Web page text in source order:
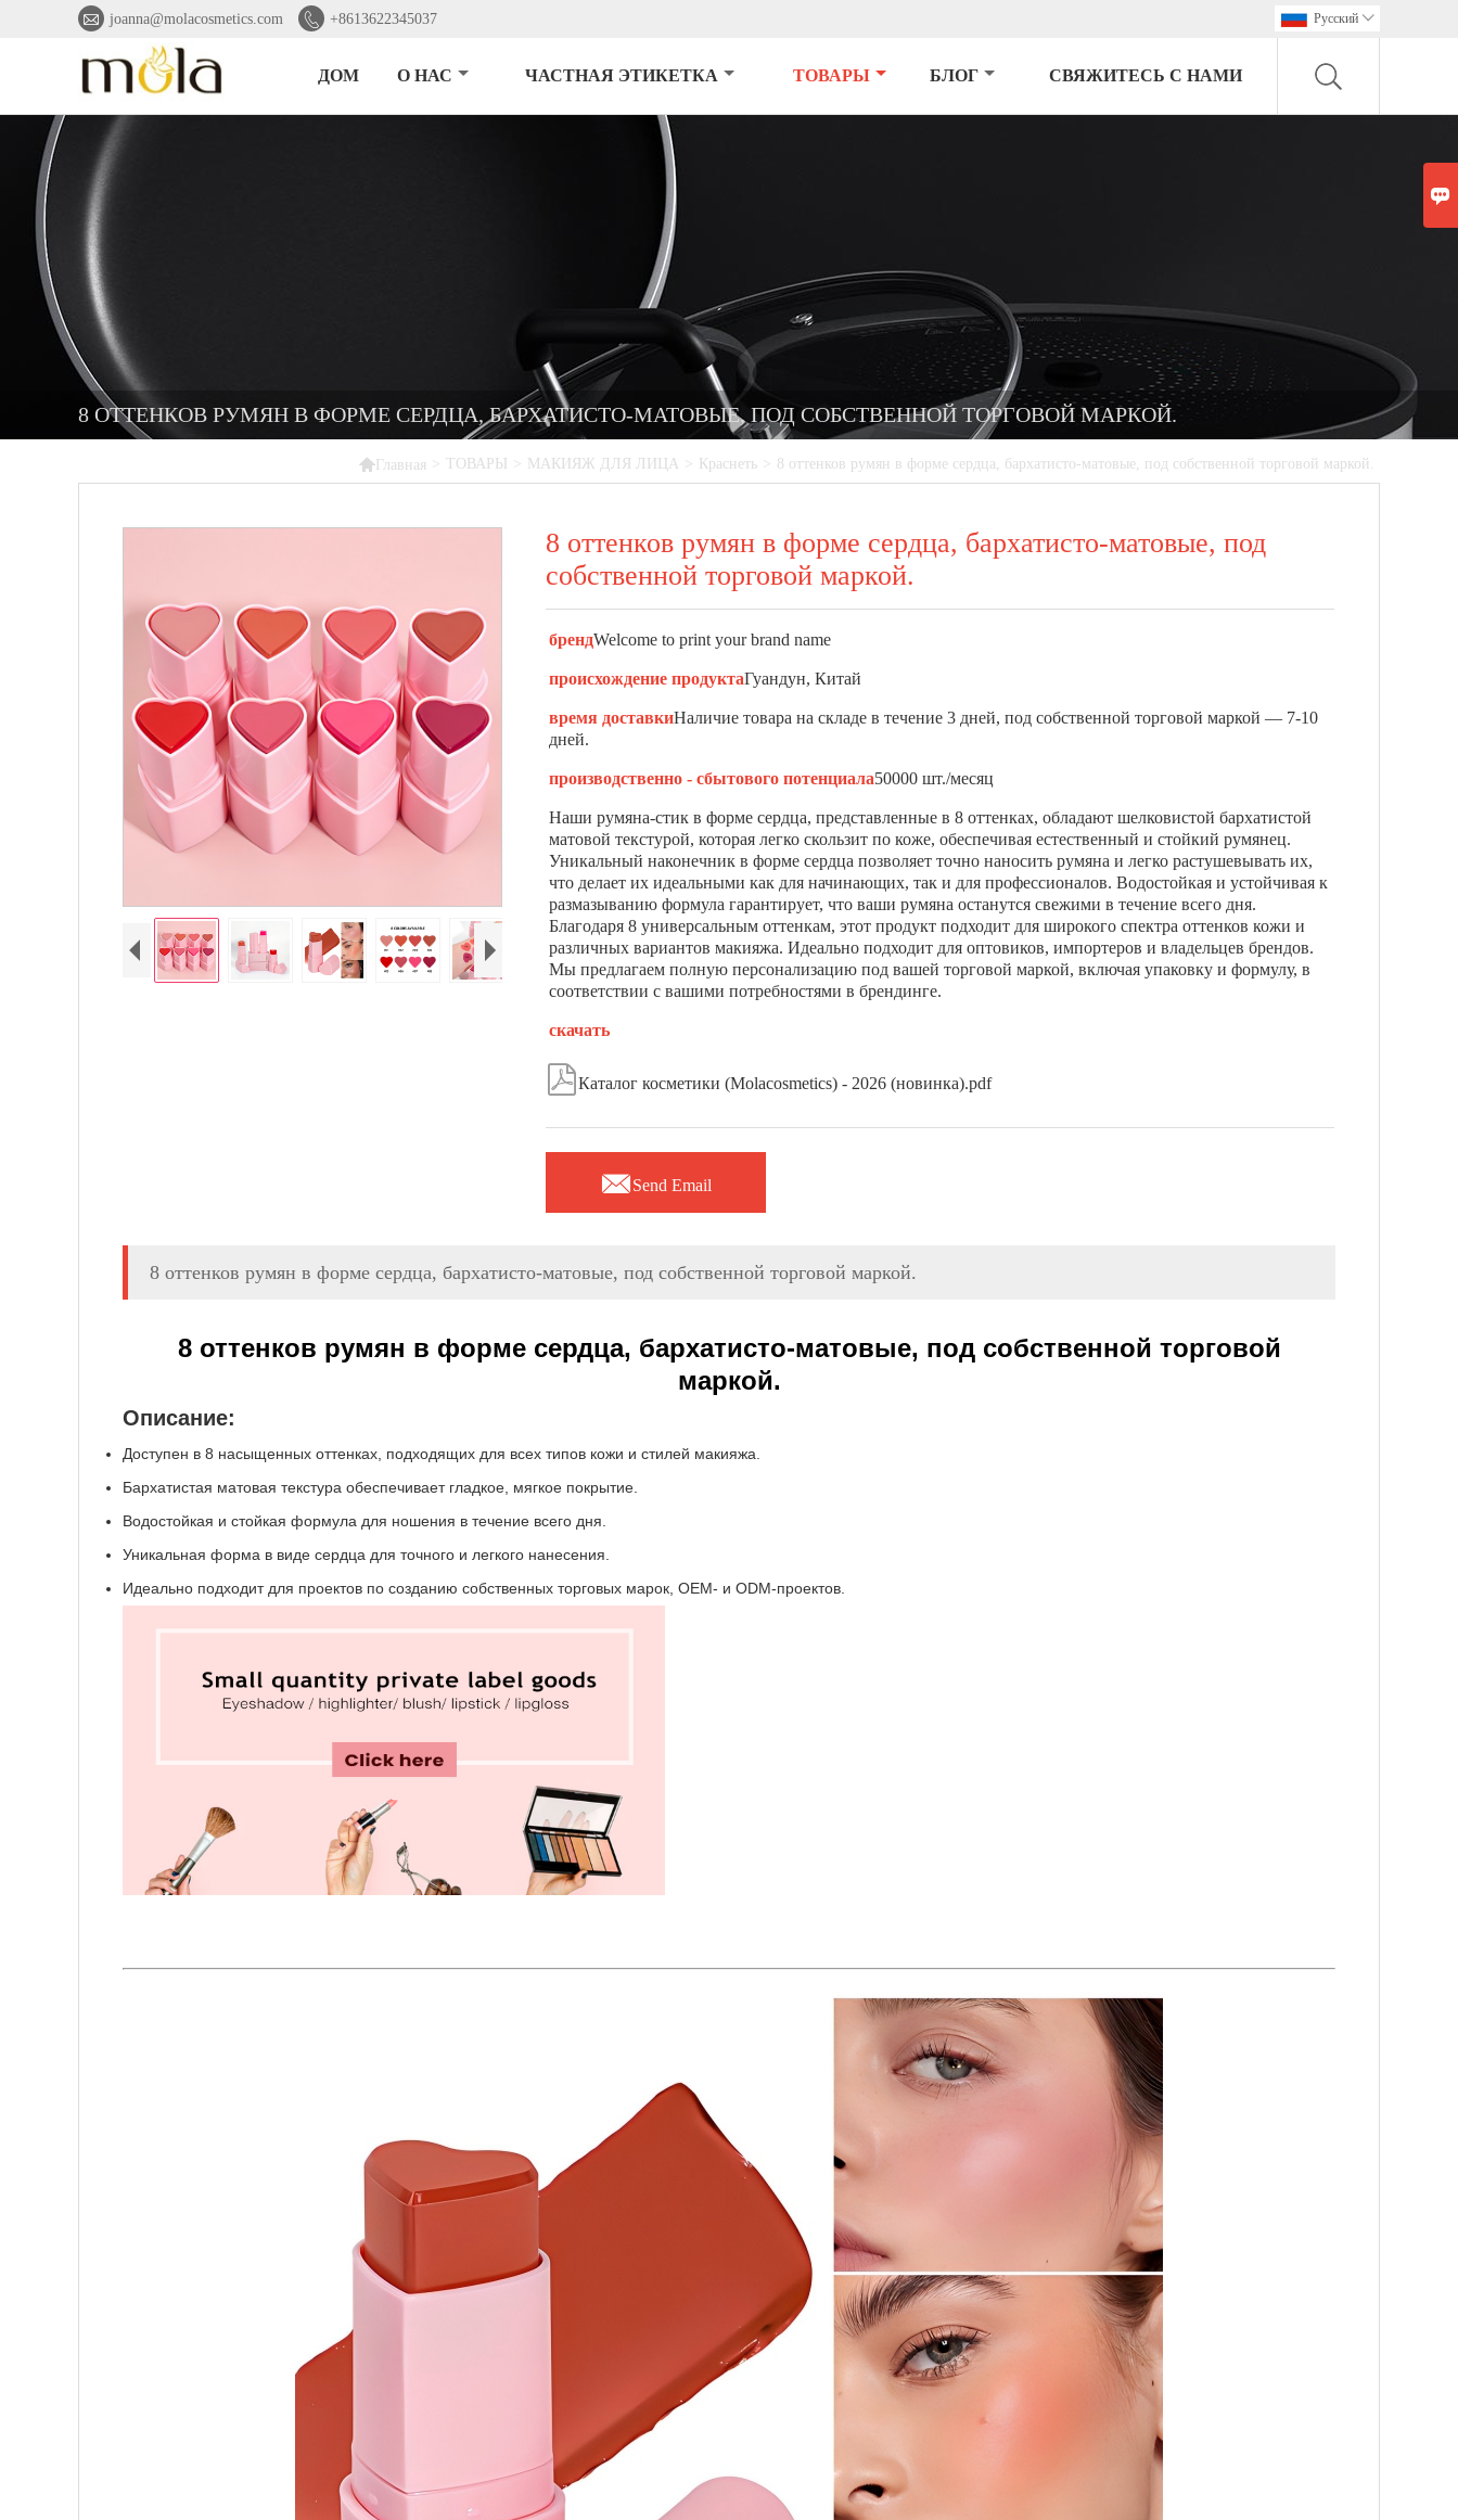
 joanna@molacosmetics.com  +8613622345037 Pусский 
ДОМ О НАС ЧАСТНАЯ ЭТИКЕТКА ТОВАРЫ БЛОГ СВЯЖИТЕСЬ С НАМИ
8 ОТТЕНКОВ РУМЯН В ФОРМЕ СЕРДЦА, БАРХАТИСТО-МАТОВЫЕ, ПОД СОБСТВЕННОЙ ТОРГОВОЙ МАРКОЙ.
 Главная > ТОВАРЫ > МАКИЯЖ ДЛЯ ЛИЦА > Краснеть > 8 оттенков румян в форме сердца, бархатисто-матовые, под собственной торговой маркой.
8 оттенков румян в форме сердца, бархатисто-матовые, под
собственной торговой маркой.
брендWelcome to print your brand name
происхождение продуктаГуандун, Китай
время доставкиНаличие товара на складе в течение 3 дней, под собственной торговой маркой — 7-10
дней.
производственно - сбытового потенциала50000 шт./месяц
Наши румяна-стик в форме сердца, представленные в 8 оттенках, обладают шелковистой бархатистой
матовой текстурой, которая легко скользит по коже, обеспечивая естественный и стойкий румянец.
Уникальный наконечник в форме сердца позволяет точно наносить румяна и легко растушевывать их,
что делает их идеальными как для начинающих, так и для профессионалов. Водостойкая и устойчивая к
размазыванию формула гарантирует, что ваши румяна останутся свежими в течение всего дня.
Благодаря 8 универсальным оттенкам, этот продукт подходит для широкого спектра оттенков кожи и
различных вариантов макияжа. Идеально подходит для оптовиков, импортеров и владельцев брендов.
Мы предлагаем полную персонализацию под вашей торговой маркой, включая упаковку и формулу, в
соответствии с вашими потребностями в брендинге.
скачать
Каталог косметики (Molacosmetics) - 2026 (новинка).pdf
Send Email
8 оттенков румян в форме сердца, бархатисто-матовые, под собственной торговой маркой.
8 оттенков румян в форме сердца, бархатисто-матовые, под собственной торговой
маркой.
Описание:
Доступен в 8 насыщенных оттенках, подходящих для всех типов кожи и стилей макияжа.
Бархатистая матовая текстура обеспечивает гладкое, мягкое покрытие.
Водостойкая и стойкая формула для ношения в течение всего дня.
Уникальная форма в виде сердца для точного и легкого нанесения.
Идеально подходит для проектов по созданию собственных торговых марок, OEM- и ODM-проектов.
